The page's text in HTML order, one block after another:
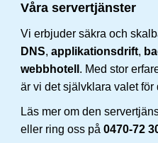
Våra servertjänster
Vi erbjuder säkra och
DNS, applikationsdrift,
webbhotell . Med stor
är vi det självklara valet för
Läs mer om den
eller ring oss på 0470-72